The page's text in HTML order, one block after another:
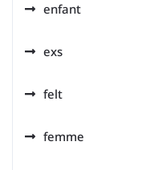
enfant
exs
felt
femme